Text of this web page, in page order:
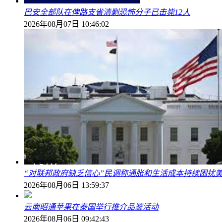
巴安全部队在俾路支省清剿恐怖分子已击毙12人
2026年08月07日 10:46:02
“对联邦政府缺乏信心”民调称通胀和生活成本持续困扰
2026年08月06日 13:59:37
云南昭通苹果在泰国举行推介品鉴活动
2026年08月06日 09:42:43